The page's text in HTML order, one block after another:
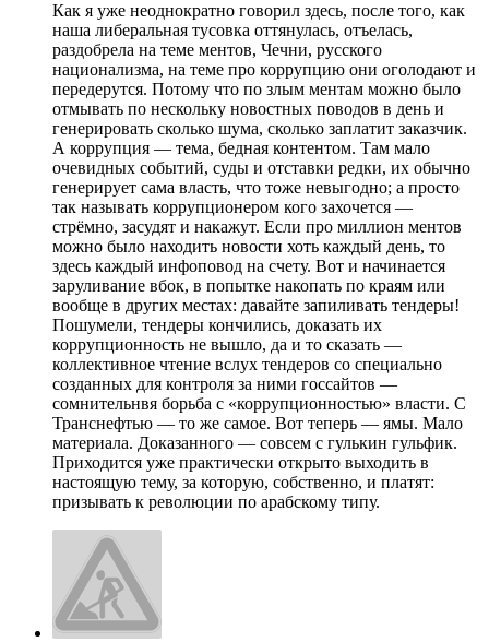
Как я уже неоднократно говорил здесь, после того, как
наша либеральная тусовка оттянулась, отъелась,
раздобрела на теме ментов, Чечни, русского
национализма, на теме про коррупцию они оголодают и
передерутся. Потому что по злым ментам можно было
отмывать по нескольку новостных поводов в день и
генерировать сколько шума, сколько заплатит заказчик.
А коррупция — тема, бедная контентом. Там мало
очевидных событий, суды и отставки редки, их обычно
генерирует сама власть, что тоже невыгодно; а просто
так называть коррупционером кого захочется —
стрёмно, засудят и накажут. Если про миллион ментов
можно было находить новости хоть каждый день, то
здесь каждый инфоповод на счету. Вот и начинается
заруливание вбок, в попытке накопать по краям или
вообще в других местах: давайте запиливать тендеры!
Пошумели, тендеры кончились, доказать их
коррупционность не вышло, да и то сказать —
коллективное чтение вслух тендеров со специально
созданных для контроля за ними госсайтов —
сомнительнвя борьба с «коррупционностью» власти. С
Транснефтью — то же самое. Вот теперь — ямы. Мало
материала. Доказанного — совсем с гулькин гульфик.
Приходится уже практически открыто выходить в
настоящую тему, за которую, собственно, и платят:
призывать к революции по арабскому типу.